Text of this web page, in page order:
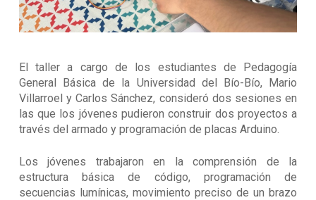
El taller a cargo de los estudiantes de Pedagogía
General Básica de la Universidad del Bío-Bío, Mario
Villarroel y Carlos Sánchez, consideró dos sesiones en
las que los jóvenes pudieron construir dos proyectos a
través del armado y programación de placas Arduino.
Los jóvenes trabajaron en la comprensión de la
estructura básica de código, programación de
secuencias lumínicas, movimiento preciso de un brazo